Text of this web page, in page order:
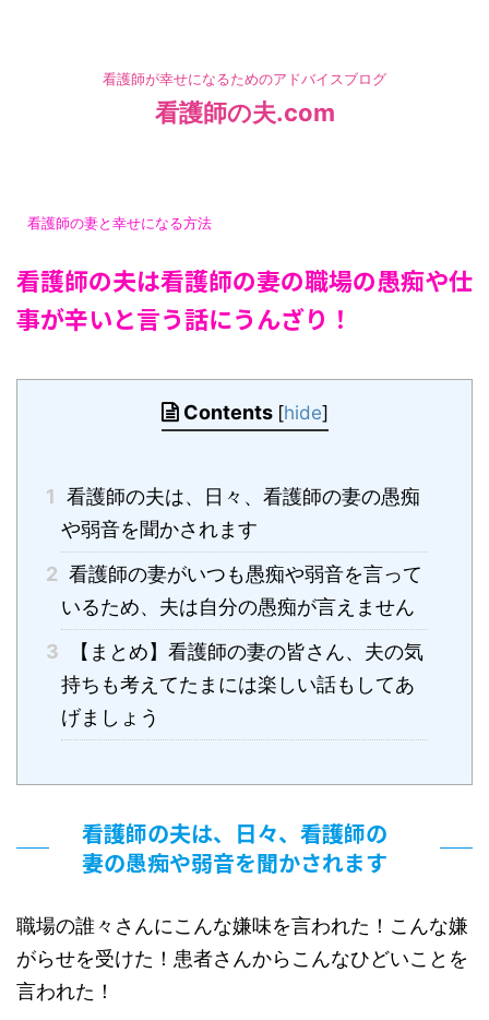
看護師が幸せになるためのアドバイスブログ
看護師の夫.com
看護師の妻と幸せになる方法
看護師の夫は看護師の妻の職場の愚痴や仕
事が辛いと言う話にうんざり！
Contents [hide]
1 看護師の夫は、日々、看護師の妻の愚痴
や弱音を聞かされます
2 看護師の妻がいつも愚痴や弱音を言って
いるため、夫は自分の愚痴が言えません
3
【まとめ】看護師の妻の皆さん、夫の気
持ちも考えてたまには楽しい話もしてあ
げましょう
看護師の夫は、日々、看護師の
妻の愚痴や弱音を聞かされます
職場の誰々さんにこんな嫌味を言われた！こんな嫌
がらせを受けた！患者さんからこんなひどいことを
言われた！